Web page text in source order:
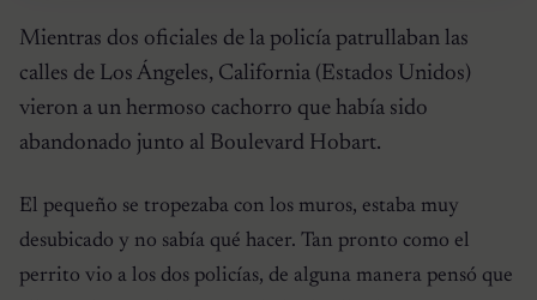
Mientras dos oficiales de la policía patrullaban las
calles de Los Ángeles, California (Estados Unidos)
vieron a un hermoso cachorro que había sido
abandonado junto al Boulevard Hobart.
El pequeño se tropezaba con los muros, estaba muy
desubicado y no sabía qué hacer. Tan pronto como el
perrito vio a los dos policías, de alguna manera pensó que